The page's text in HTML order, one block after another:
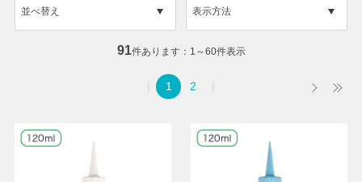
表示方法
並べ替え
91件あります 1～60件表示
1 2